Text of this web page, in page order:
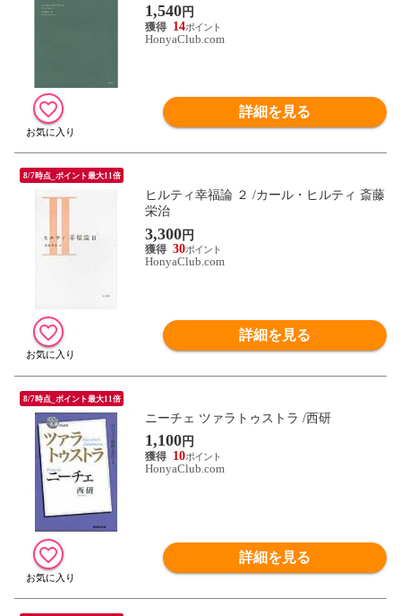
1,540円
14
HonyaClub.com
詳細を見る
8/7時点_ポイント最大11倍
ヒルティ幸福論 ２ /カール・ヒルティ 斎藤
栄治
3,300円
30
HonyaClub.com
詳細を見る
8/7時点_ポイント最大11倍
ニーチェ ツァラトゥストラ /西研
1,100円
10
HonyaClub.com
詳細を見る